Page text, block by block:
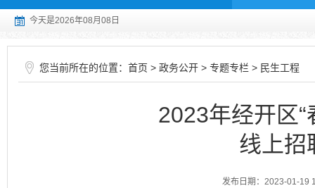
今天是2026年08月08日
您当前所在的位置： 首页 > 政务公开 > 专题专栏 > 民生工程
2023年经开区
线上招
发布日期：2023-01-19